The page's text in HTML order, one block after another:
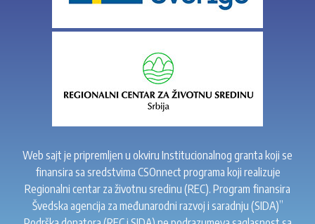
Web sajt je pripremljen u okviru Institucionalnog granta koji se
finansira sa sredstvima CSOnnect programa koji realizuje
Regionalni centar za životnu sredinu (REC). Program finansira
Švedska agencija za međunarodni razvoj i saradnju (SIDA)”